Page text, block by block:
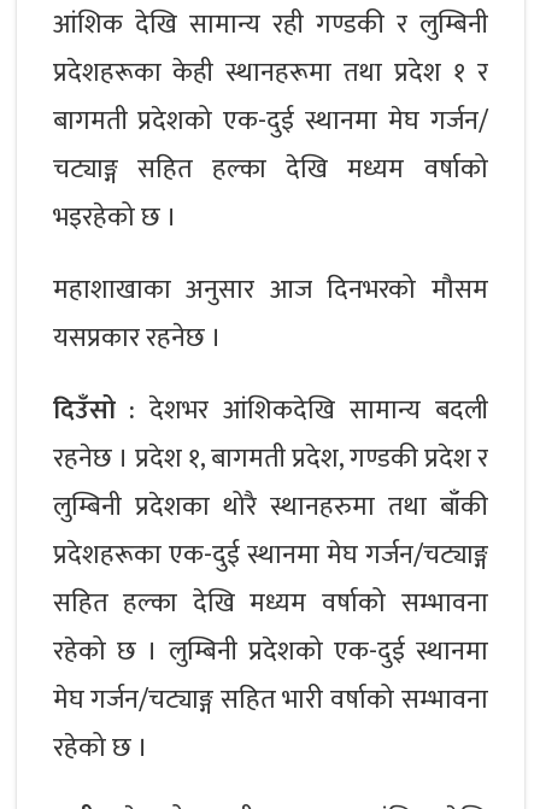
आंशिक देखि सामान्य रही गण्डकी र लुम्बिनी
प्रदेशहरूका केही स्थानहरूमा तथा प्रदेश १ र
बागमती प्रदेशको एक-दुई स्थानमा मेघ गर्जन/
चट्याङ्ग सहित हल्का देखि मध्यम वर्षाको
भइरहेको छ ।
महाशाखाका अनुसार आज दिनभरको मौसम
यसप्रकार रहनेछ ।
दिउँसो : देशभर आंशिकदेखि सामान्य बदली
रहनेछ । प्रदेश १, बागमती प्रदेश, गण्डकी प्रदेश र
लुम्बिनी प्रदेशका थोरै स्थानहरुमा तथा बाँकी
प्रदेशहरूका एक-दुई स्थानमा मेघ गर्जन/चट्याङ्ग
सहित हल्का देखि मध्यम वर्षाको सम्भावना
रहेको छ । लुम्बिनी प्रदेशको एक-दुई स्थानमा
मेघ गर्जन/चट्याङ्ग सहित भारी वर्षाको सम्भावना
रहेको छ ।